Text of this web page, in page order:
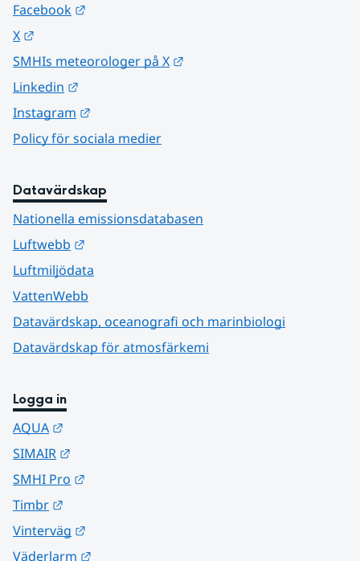
Facebook
X
SMHIs meteorologer på X
Linkedin
Instagram
Policy för sociala medier
Datavärdskap
Nationella emissionsdatabasen
Luftwebb
Luftmiljödata
VattenWebb
Datavärdskap, oceanografi och marinbiologi
Datavärdskap för atmosfärkemi
Logga in
AQUA
SIMAIR
SMHI Pro
Timbr
Vinterväg
Väderlarm